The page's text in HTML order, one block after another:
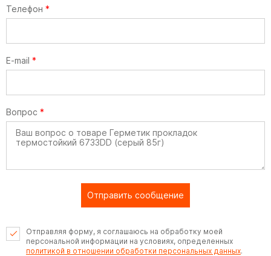
Телефон *
E-mail *
Вопрос *
Отправить сообщение
Отправляя форму, я соглашаюсь на обработку моей
персональной информации на условиях, определенных
политикой в отношении обработки персональных данных.